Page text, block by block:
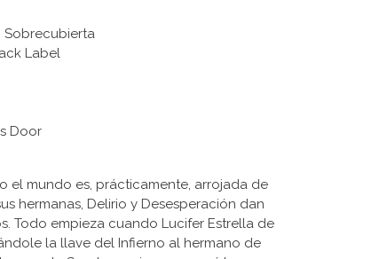
Sobrecubierta
Label
Door
el mundo es, prácticamente, arrojada de
hermanas, Delirio y Desesperación dan
Todo empieza cuando Lucifer Estrella de
la llave del Infierno al hermano de